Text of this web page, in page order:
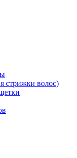
стрижки волос)